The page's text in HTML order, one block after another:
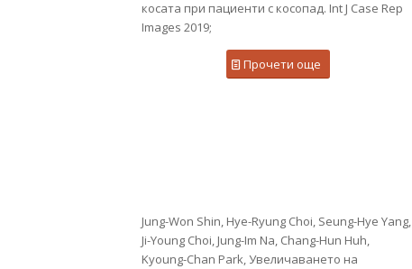
косата при пациенти с косопад. Int J Case Rep
Images 2019;
Прочети още
Jung-Won Shin, Hye-Ryung Choi, Seung-Hye Yang,
Ji-Young Choi, Jung-Im Na, Chang-Hun Huh,
Kyoung-Chan Park, Увеличаването на